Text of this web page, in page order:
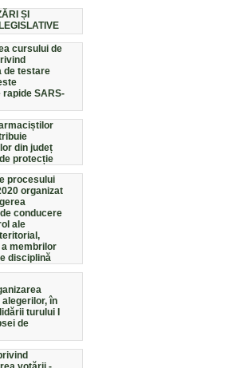
ȘI
cursului de
de testare
rapide SARS-
din județ
protecție
procesului
organizat
conducere
ale
membrilor
disciplină
alegerilor, în
turului I
de